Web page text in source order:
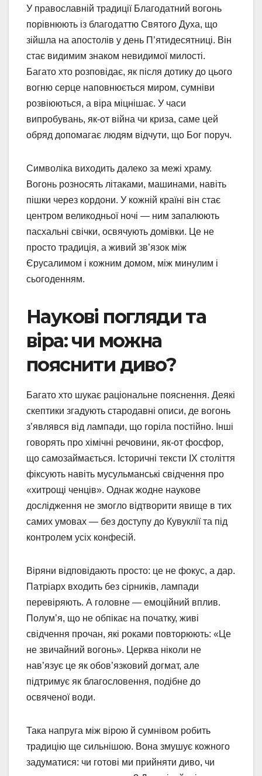
У православній традиції Благодатний вогонь
порівнюють із благодаттю Святого Духа, що
зійшла на апостолів у день П’ятидесятниці. Він
стає видимим знаком невидимої милості.
Багато хто розповідає, як після дотику до цього
вогню серце наповнюється миром, сумніви
розвіюються, а віра міцнішає. У часи
випробувань, як-от війна чи криза, саме цей
обряд допомагає людям відчути, що Бог поруч.
Символіка виходить далеко за межі храму.
Вогонь розносять літаками, машинами, навіть
пішки через кордони. У кожній країні він стає
центром великодньої ночі — ним запалюють
пасхальні свічки, освячують домівки. Це не
просто традиція, а живий зв’язок між
Єрусалимом і кожним домом, між минулим і
сьогоденням.
Наукові погляди та
віра: чи можна
пояснити диво?
Багато хто шукає раціональне пояснення. Деякі
скептики згадують стародавні описи, де вогонь
з’являвся від лампади, що горіла постійно. Інші
говорять про хімічні речовини, як-от фосфор,
що самозаймається. Історичні тексти IX століття
фіксують навіть мусульманські свідчення про
«хитрощі ченців». Однак жодне наукове
дослідження не змогло відтворити явище в тих
самих умовах — без доступу до Кувуклії та під
контролем усіх конфесій.
Віряни відповідають просто: це не фокус, а дар.
Патріарх входить без сірників, лампади
перевіряють. А головне — емоційний вплив.
Полум’я, що не обпікає на початку, живі
свідчення прочан, які роками повторюють: «Це
не звичайний вогонь». Церква ніколи не
нав’язує це як обов’язковий догмат, але
підтримує як благословення, подібне до
освяченої води.
Така напруга між вірою й сумнівом робить
традицію ще сильнішою. Вона змушує кожного
задуматися: чи готові ми прийняти диво, чи